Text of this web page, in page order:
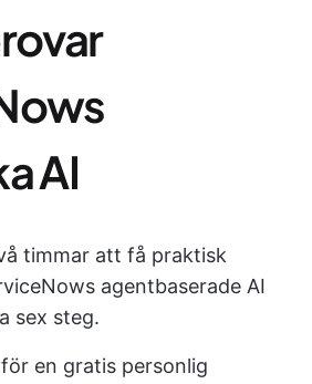
AI
timmar att få praktisk
agentbaserade AI
sex steg.
en gratis personlig